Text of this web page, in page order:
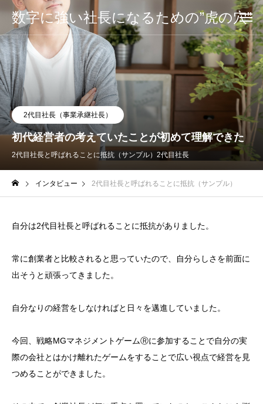
数字に強い社長になるための”虎の穴”
2代目社長（事業承継社長）
初代経営者の考えていたことが初めて理解できた
2代目社長と呼ばれることに抵抗（サンプル） 2代目社長
インタビュー 2代目社長と呼ばれることに抵抗（サンプル）
自分は2代目社長と呼ばれることに抵抗がありました。
常に創業者と比較されると思っていたので、自分らしさを前面に
出そうと頑張ってきました。
自分なりの経営をしなければと日々を邁進していました。
今回、戦略MGマネジメントゲームⓇに参加することで自分の実
際の会社とはかけ離れたゲームをすることで広い視点で経営を見
つめることができました。